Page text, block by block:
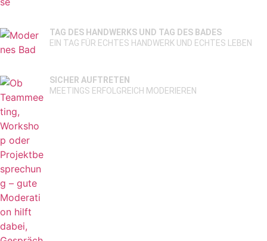
TAG DES HANDWERKS UND TAG DES BADES
EIN TAG FÜR ECHTES HANDWERK UND ECHTES LEBEN
SICHER AUFTRETEN
MEETINGS ERFOLGREICH MODERIEREN